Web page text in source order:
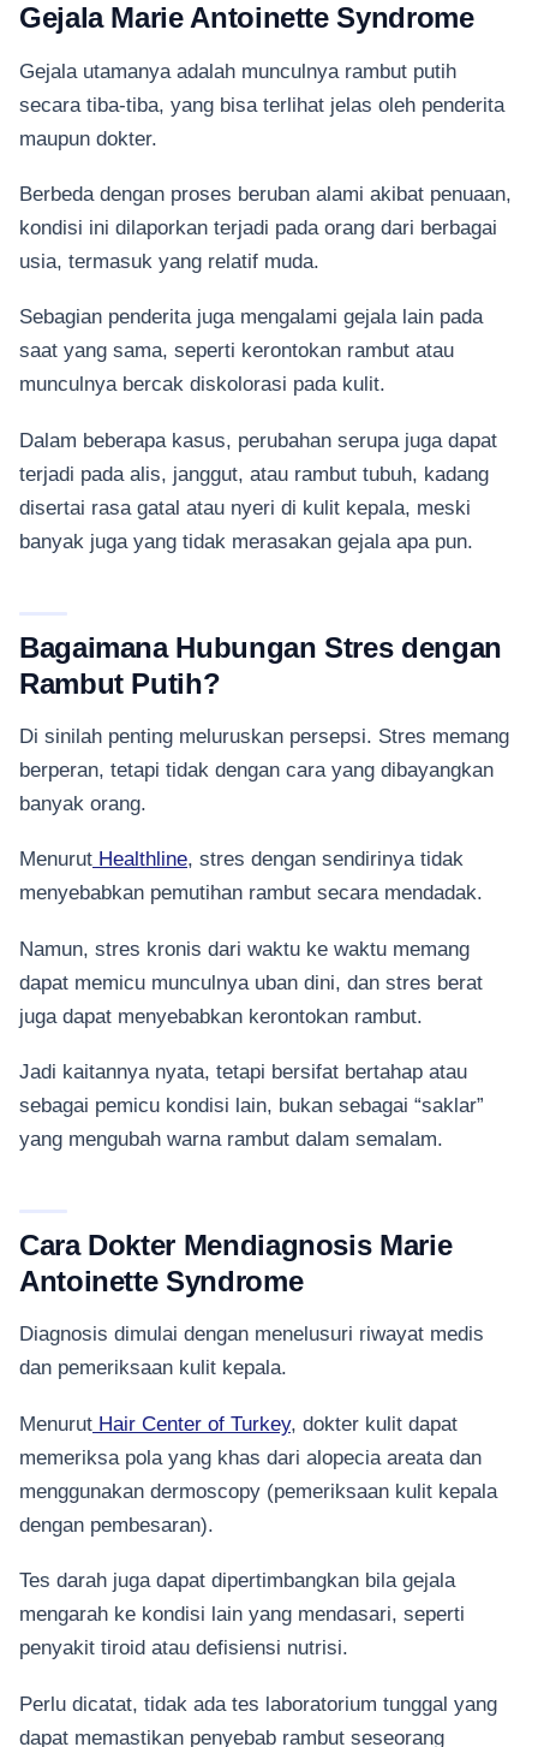
Gejala Marie Antoinette Syndrome
Gejala utamanya adalah munculnya rambut putih
secara tiba-tiba, yang bisa terlihat jelas oleh penderita
maupun dokter.
Berbeda dengan proses beruban alami akibat penuaan,
kondisi ini dilaporkan terjadi pada orang dari berbagai
usia, termasuk yang relatif muda.
Sebagian penderita juga mengalami gejala lain pada
saat yang sama, seperti kerontokan rambut atau
munculnya bercak diskolorasi pada kulit.
Dalam beberapa kasus, perubahan serupa juga dapat
terjadi pada alis, janggut, atau rambut tubuh, kadang
disertai rasa gatal atau nyeri di kulit kepala, meski
banyak juga yang tidak merasakan gejala apa pun.
Bagaimana Hubungan Stres dengan
Rambut Putih?
Di sinilah penting meluruskan persepsi. Stres memang
berperan, tetapi tidak dengan cara yang dibayangkan
banyak orang.
Menurut Healthline, stres dengan sendirinya tidak
menyebabkan pemutihan rambut secara mendadak.
Namun, stres kronis dari waktu ke waktu memang
dapat memicu munculnya uban dini, dan stres berat
juga dapat menyebabkan kerontokan rambut.
Jadi kaitannya nyata, tetapi bersifat bertahap atau
sebagai pemicu kondisi lain, bukan sebagai “saklar”
yang mengubah warna rambut dalam semalam.
Cara Dokter Mendiagnosis Marie
Antoinette Syndrome
Diagnosis dimulai dengan menelusuri riwayat medis
dan pemeriksaan kulit kepala.
Menurut Hair Center of Turkey, dokter kulit dapat
memeriksa pola yang khas dari alopecia areata dan
menggunakan dermoscopy (pemeriksaan kulit kepala
dengan pembesaran).
Tes darah juga dapat dipertimbangkan bila gejala
mengarah ke kondisi lain yang mendasari, seperti
penyakit tiroid atau defisiensi nutrisi.
Perlu dicatat, tidak ada tes laboratorium tunggal yang
dapat memastikan penyebab rambut seseorang